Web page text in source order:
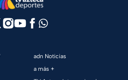
adn Noticias
a más +